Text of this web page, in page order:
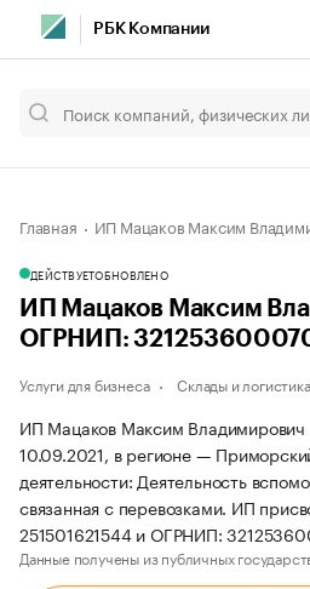
РБК Компании
Главная ИП Мацаков Максим
ДЕЙСТВУЕТОБНОВЛЕНО
ИП Мацаков Максим
ОГРНИП:
Услуги для бизнеса Склады и логистика
ИП Мацаков Максим Владимирович
10.09.2021, в регионе —
деятельности: Деятельность
связанная с перевозками. ИП
251501621544 и ОГРНИП:
Данные получены из публичных